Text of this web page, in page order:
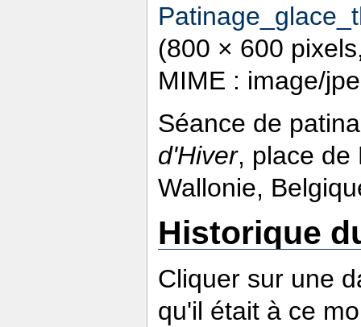
(800 × 600
MIME : image/
Séance de
d'Hiver, place de
Wallonie,
Historique
Cliquer sur une
qu'il était à ce